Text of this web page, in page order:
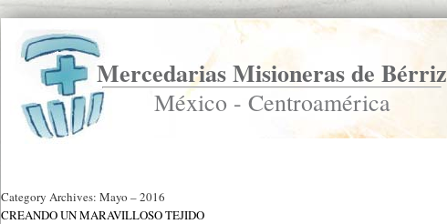
Mercedarias Misioneras de Bérriz
México - Centroamérica
Category Archives: Mayo – 2016
CREANDO UN MARAVILLOSO TEJIDO